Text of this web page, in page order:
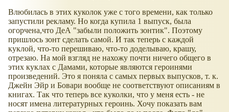
Влюбилась в этих куколок уже с того времени, как только
запустили рекламу. Но когда купила 1 выпуск, была
огорчена,что ДеА "забыли положить зонтик". Поэтому
пришлось зонт сделать самой. И так теперь с каждой
куклой, что-то перешиваю, что-то доделываю, крашу,
отрезаю. На мой взгляд не нахожу почти ничего общего в
этих куклах с Дамами, которые являются героинями
произведений. Это я поняла с самых первых выпусков, т. к.
Джейн Эйр и Бовари вообще не соответствуют описаниям в
книгах. Так что теперь все куколки, что у меня есть - не
носят имена литературных героинь. Хочу показать вам